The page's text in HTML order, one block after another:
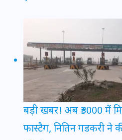
बड़ी खबर! अब ₹3000 में
फास्टैग, नितिन गडकरी ने